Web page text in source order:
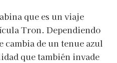
que es un viaje
Tron. Dependiendo
cambia de un tenue azul
que también invade